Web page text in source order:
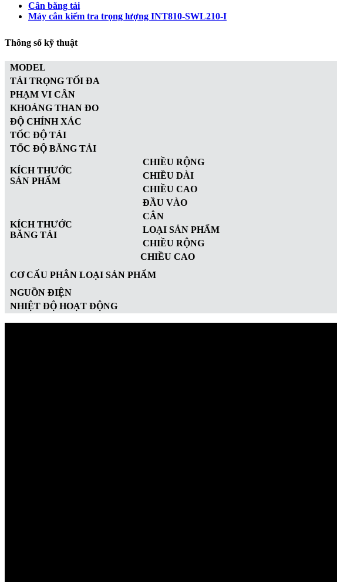
Cân băng tải
Máy cân kiểm tra trọng lượng INT810-SWL210-I
Thông số kỹ thuật
MODEL
TẢI TRỌNG TỐI ĐA
PHẠM VI CÂN
KHOẢNG THAN ĐO
ĐỘ CHÍNH XÁC
TỐC ĐỘ TẢI
TỐC ĐỘ BĂNG TẢI
KÍCH THƯỚC
SẢN PHẨM
CHIỀU RỘNG
CHIỀU DÀI
CHIỀU CAO
KÍCH THƯỚC
BĂNG TẢI
ĐẦU VÀO
CÂN
LOẠI SẢN PHẨM
CHIỀU RỘNG
CHIỀU CAO
CƠ CẤU PHÂN LOẠI SẢN PHẨM
NGUỒN ĐIỆN
NHIỆT ĐỘ HOẠT ĐỘNG